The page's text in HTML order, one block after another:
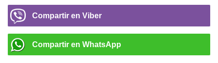
Compartir en Viber
Compartir en WhatsApp